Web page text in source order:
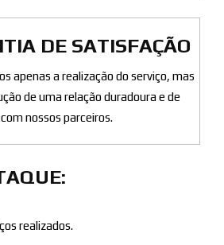
DE SATISFAÇÃO
apenas a realização do serviço, mas
de uma relação duradoura e de
nossos parceiros.
realizados.